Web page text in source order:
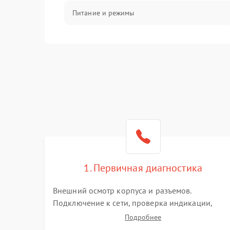
Питание и режимы
1. Первичная диагностика
Внешний осмотр корпуса и разъемов.
Подключение к сети, проверка индикации,
звуковых сигналов и кодов ошибок. Измерение
Подробнее